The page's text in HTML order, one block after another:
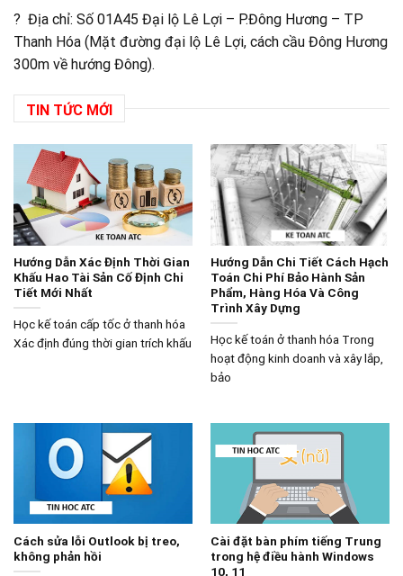
? Địa chỉ: Số 01A45 Đại lộ Lê Lợi – P.Đông Hương – TP
Thanh Hóa (Mặt đường đại lộ Lê Lợi, cách cầu Đông Hương
300m về hướng Đông).
TIN TỨC MỚI
Hướng Dẫn Xác Định Thời Gian
Khấu Hao Tài Sản Cố Định Chi
Tiết Mới Nhất
Học kế toán cấp tốc ở thanh hóa
Xác định đúng thời gian trích khấu
Hướng Dẫn Chi Tiết Cách Hạch
Toán Chi Phí Bảo Hành Sản
Phẩm, Hàng Hóa Và Công
Trình Xây Dựng
Học kế toán ở thanh hóa Trong
hoạt động kinh doanh và xây lắp,
bảo
Cách sửa lỗi Outlook bị treo,
không phản hồi
Cài đặt bàn phím tiếng Trung
trong hệ điều hành Windows
10, 11